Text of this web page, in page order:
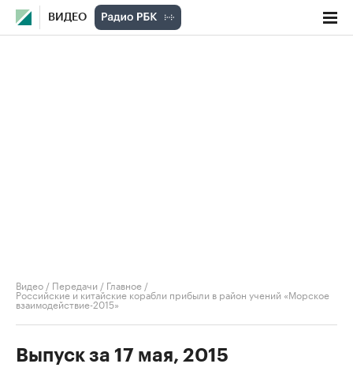
ВИДЕО
Видео / Передачи / Главное /
Российские и китайские корабли прибыли в район учений «Морское
взаимодействие-2015»
Выпуск за 17 мая, 2015